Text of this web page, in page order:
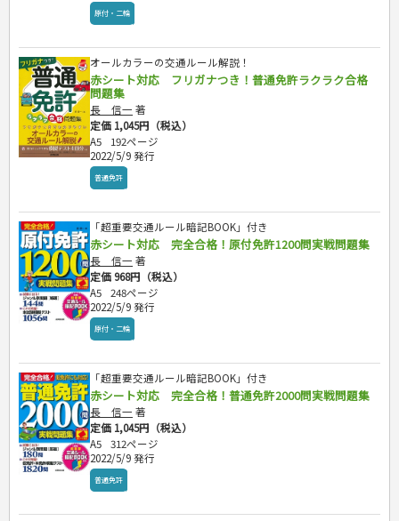
原付・二輪
オールカラーの交通ルール解説！
赤シート対応 フリガナつき！普通免許ラクラク合格
問題集
長 信一 著
定価 1,045円（税込）
A5
192ページ
2022/5/9 発行
普通免許
「超重要交通ルール暗記BOOK」付き
赤シート対応 完全合格！原付免許1200問実戦問題集
長 信一 著
定価 968円（税込）
A5
248ページ
2022/5/9 発行
原付・二輪
「超重要交通ルール暗記BOOK」付き
赤シート対応 完全合格！普通免許2000問実戦問題集
長 信一 著
定価 1,045円（税込）
A5
312ページ
2022/5/9 発行
普通免許